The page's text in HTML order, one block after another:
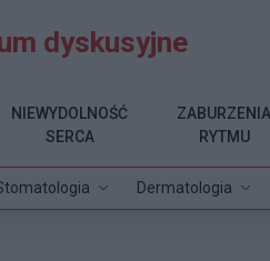
dyskusyjne
Dermatologia
NIEWYDOLNOŚĆ
SERCA
ZABURZENIA
RYTMU